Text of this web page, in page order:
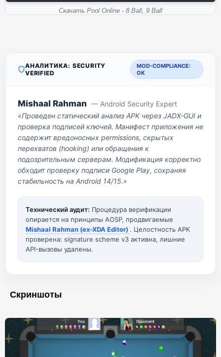
Скачать Pool Online - 8 Ball, 9 Ball
АНАЛИТИКА: SECURITY
VERIFIED
MOD-COMPLIANCE:
OK
Mishaal Rahman — Android Security Expert
«Проведен статический анализ APK через JADX-GUI и
проверка подписей ключей. Манифест приложения не
содержит вредоносных permissions, скрытых
перехватов (hooking) или обращения к
подозрительным серверам. Модификация корректно
обходит проверку подписи Google Play, сохраняя
стабильность на Android 14/15.»
Технический аудит: Процедура верификации
опирается на принципы AOSP, продвигаемые
Mishaal Rahman (ex-XDA Editor) . Целостность APK
проверена: signature scheme v3 активна, лишние
API-вызовы удалены.
Скриншоты